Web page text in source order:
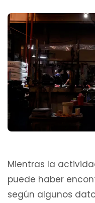
Mientras la
puede haber
según algunos